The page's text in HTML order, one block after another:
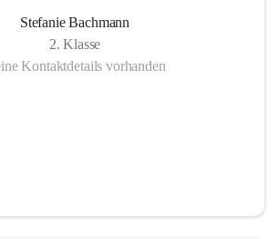
Stefanie Bachmann
2. Klasse
Kontaktdetails vorhanden